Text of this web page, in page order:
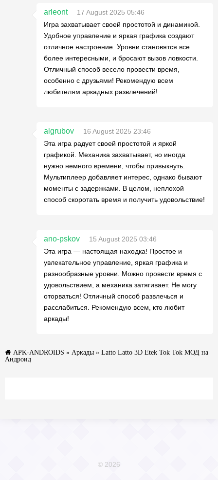
arleont
17 August 2025 05:46
Игра захватывает своей простотой и динамикой.
Удобное управление и яркая графика создают
отличное настроение. Уровни становятся все
более интересными, и бросают вызов ловкости.
Отличный способ весело провести время,
особенно с друзьями! Рекомендую всем
любителям аркадных развлечений!
algrubov
16 August 2025 23:46
Эта игра радует своей простотой и яркой
графикой. Механика захватывает, но иногда
нужно немного времени, чтобы привыкнуть.
Мультиплеер добавляет интерес, однако бывают
моменты с задержками. В целом, неплохой
способ скоротать время и получить удовольствие!
ano-pskov
15 August 2025 03:46
Эта игра — настоящая находка! Простое и
увлекательное управление, яркая графика и
разнообразные уровни. Можно провести время с
удовольствием, а механика затягивает. Не могу
оторваться! Отличный способ развлечься и
расслабиться. Рекомендую всем, кто любит
аркады!
APK-ANDROIDS » Аркады » Latto Latto 3D Etek Tok Tok МОД на
Андроид
© 2026